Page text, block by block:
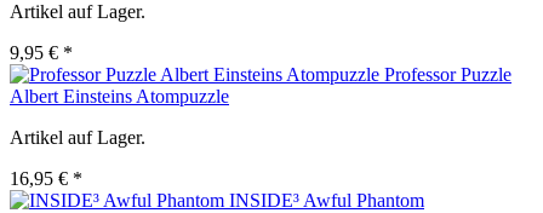
Artikel auf Lager.
9,95 € *
Professor Puzzle
Albert Einsteins Atompuzzle
Artikel auf Lager.
16,95 € *
INSIDE³ Awful Phantom